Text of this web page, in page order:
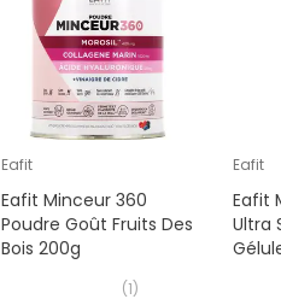
Eafit
Eafit Minceur 360
Poudre Goût Fruits Des
Bois 200g
(1)
Eafit
Eafit
Ultra